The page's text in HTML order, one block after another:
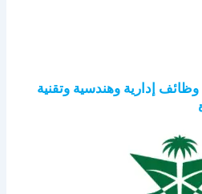
إدارية وهندسية وتقنية